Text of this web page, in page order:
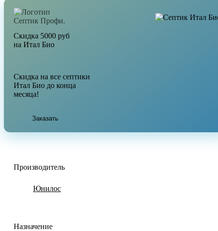
Скидка 5000 руб
на Итал Био
Скидка на все септики
Итал Био до конца
месяца!
Заказать
Производитель
Юнилос
Назначение